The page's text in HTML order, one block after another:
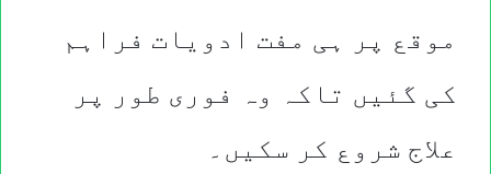
موقع پر ہی مفت ادویات فراہم
کی گئیں تاکہ وہ فوری طور پر
علاج شروع کر سکیں۔